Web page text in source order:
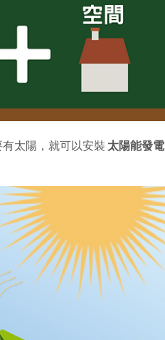
太陽，就可以安裝 太陽能發電